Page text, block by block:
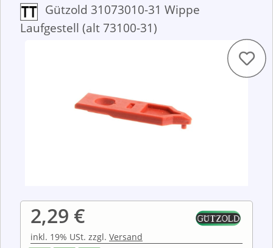
Gützold 31073010-31 Wippe
Laufgestell (alt 73100-31)
2,29 €
inkl. 19% USt. zzgl. Versand